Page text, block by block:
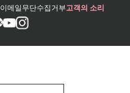
이메일무단수집거부고객의 소리